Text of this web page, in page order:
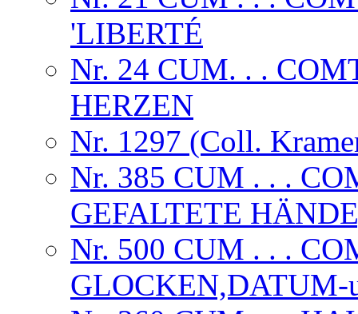
'LIBERTÉ
Nr. 24 CUM. . .
HERZEN
Nr. 1297 (Coll.
Nr. 385 CUM . . .
GEFALTETE
Nr. 500 CUM . . .
GLOCKEN,DATUM-